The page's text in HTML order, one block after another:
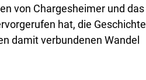
von Chargesheimer und das
hat, die Geschichte
damit verbundenen Wandel